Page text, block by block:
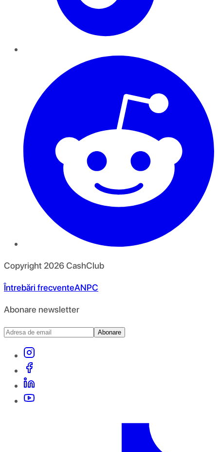
Copyright 2026CashClub
Întrebări frecventeANPC
Abonare newsletter
Abonare